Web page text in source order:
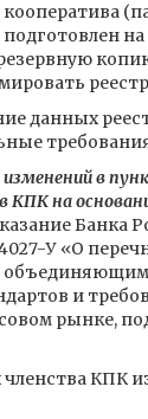
кооператива
подготовлен
данных
изменений в
на
Банка
У «О
и
рынке,
КПК